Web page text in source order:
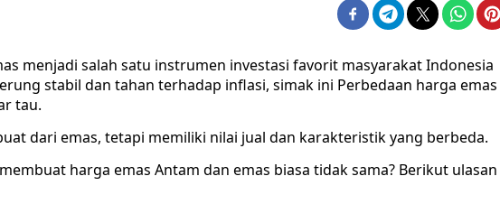
menjadi salah satu instrumen investasi favorit masyarakat Indonesia
stabil dan tahan terhadap inflasi, simak ini Perbedaan harga emas
tau.
dari emas, tetapi memiliki nilai jual dan karakteristik yang berbeda.
harga emas Antam dan emas biasa tidak sama? Berikut ulasan